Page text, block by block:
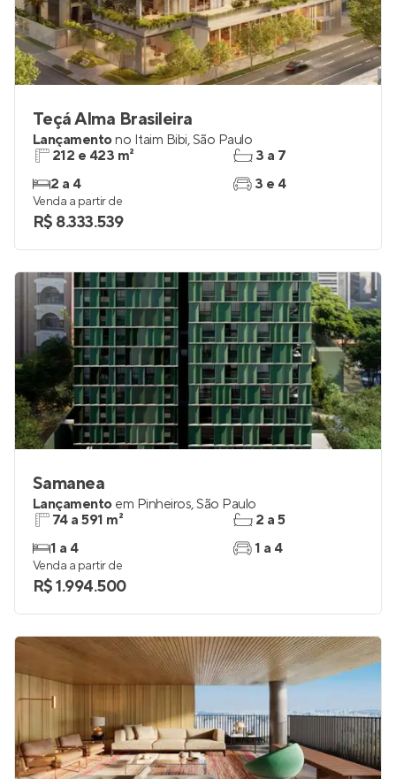
Teçá Alma Brasileira
Lançamentono Itaim Bibi,São Paulo
212 e 423 m²
2 a 4
3 a 7
3 e 4
Venda a partir de
R$ 8.333.539
Samanea
Lançamento em Pinheiros,São Paulo
74 a 591 m²
1 a 4
2 a 5
1 a 4
Venda a partir de
R$ 1.994.500